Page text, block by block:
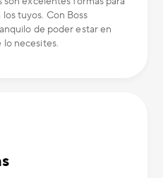
tuyos. Con Boss
de poder estar en
necesites.